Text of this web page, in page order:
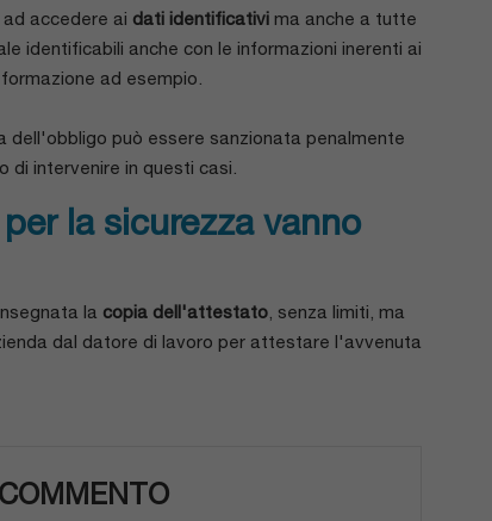
ad accedere ai dati identificativi ma anche a tutte
identificabili anche con le informazioni inerenti ai
ad esempio.
dell'obbligo può essere sanzionata penalmente
di intervenire in questi casi.
la sicurezza vanno
la copia dell'attestato , senza limiti, ma
dal datore di lavoro per attestare l'avvenuta